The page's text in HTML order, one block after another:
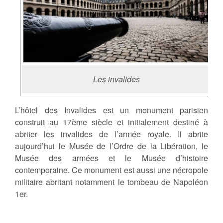
Les invalides
L’hôtel des Invalides est un monument parisien
construit au 17ème siècle et initialement destiné à
abriter les invalides de l’armée royale. Il abrite
aujourd’hui le Musée de l’Ordre de la Libération, le
Musée des armées et le Musée d’histoire
contemporaine. Ce monument est aussi une nécropole
militaire abritant notamment le tombeau de Napoléon
1er.